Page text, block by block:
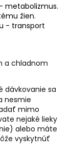
metabolizmus.
žien.
- transport
a chladnom
dávkovanie sa
nesmie
mimo
nejaké lieky
alebo máte
vyskytnúť